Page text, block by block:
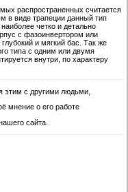
распространенных считается
в виде трапеции данный тип
четко и детально
с фазоинвертором или
и мягкий бас. Так же
типа с одним или двумя
внутри, по характеру
этим с другими людьми,
мнение о его работе
сайта.